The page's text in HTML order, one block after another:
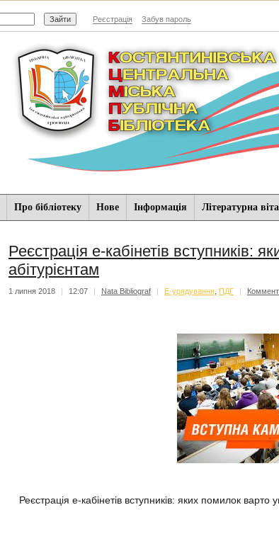
Реєстрація Забув пароль
Про бібліотеку Нове Iнформацiя Літературна
Реєстрація е-кабінетів вступників:
абітурієнтам
1 липня 2018 | 12:07 | Nata Bibliograf | Е-урядування ПДГ |
Реєстрація е-кабінетів вступників: яких помилок варто